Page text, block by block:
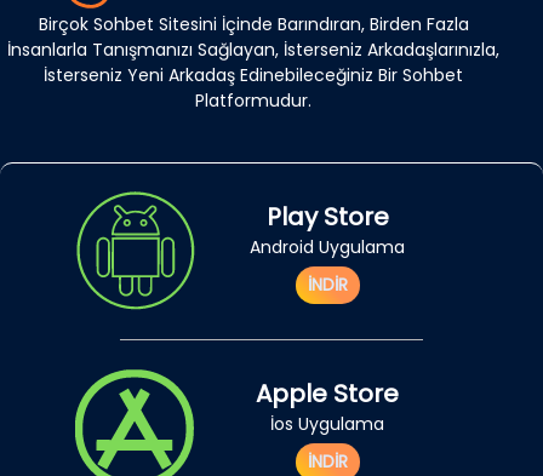
Birçok Sohbet Sitesini İçinde Barındıran, Birden Fazla
İnsanlarla Tanışmanızı Sağlayan, İsterseniz Arkadaşlarınızla,
İsterseniz Yeni Arkadaş Edinebileceğiniz Bir Sohbet
Platformudur.
Play Store
Android Uygulama
İNDİR
Apple Store
İos Uygulama
İNDİR